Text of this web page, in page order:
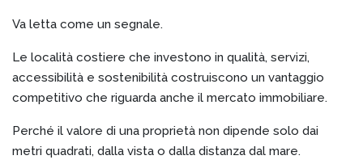
Va letta come un segnale.
Le località costiere che investono in qualità, servizi,
accessibilità e sostenibilità costruiscono un vantaggio
competitivo che riguarda anche il mercato immobiliare.
Perché il valore di una proprietà non dipende solo dai
metri quadrati, dalla vista o dalla distanza dal mare.